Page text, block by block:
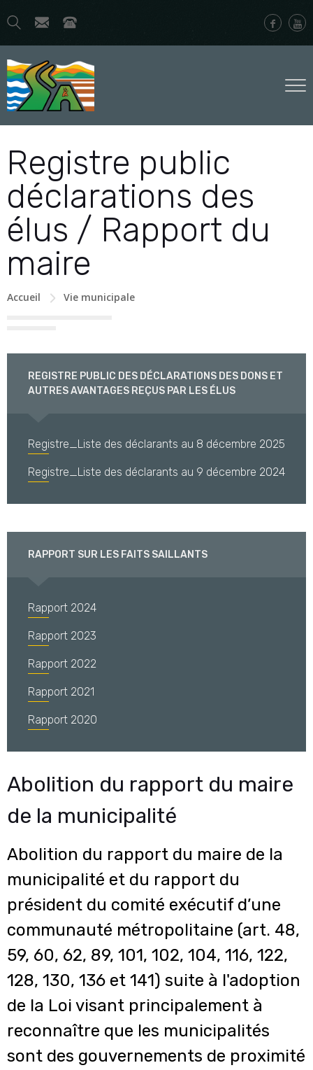
Registre public
déclarations des
élus / Rapport du
maire
Accueil Vie municipale
REGISTRE PUBLIC DES DÉCLARATIONS DES DONS ET
AUTRES AVANTAGES REÇUS PAR LES ÉLUS
Registre_Liste des déclarants au 8 décembre 2025
Registre_Liste des déclarants au 9 décembre 2024
RAPPORT SUR LES FAITS SAILLANTS
Rapport 2024
Rapport 2023
Rapport 2022
Rapport 2021
Rapport 2020
Abolition du rapport du maire
de la municipalité
Abolition du rapport du maire de la
municipalité et du rapport du
président du comité exécutif d’une
communauté métropolitaine (art. 48,
59, 60, 62, 89, 101, 102, 104, 116, 122,
128, 130, 136 et 141) suite à l'adoption
de la Loi visant principalement à
reconnaître que les municipalités
sont des gouvernements de proximité